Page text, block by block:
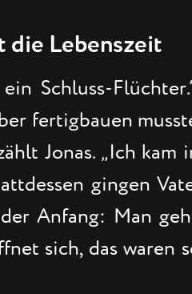
die Lebenszeit
Schluss-
fertigbauen
Jonas. „Ich
gingen
Anfang: Man
sich, das waren